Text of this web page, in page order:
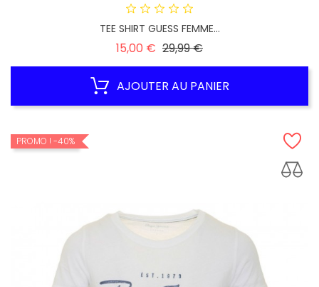
TEE SHIRT GUESS FEMME...
15,00 € Prix
29,99 €Prix
AJOUTER AU PANIER
PROMO ! -40%